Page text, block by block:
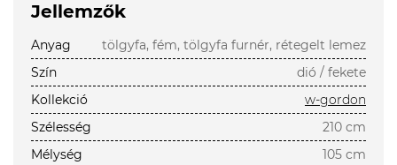
Jellemzők
Anyag
tölgyfa, fém, tölgyfa furnér, rétegelt lemez
Szín
dió / fekete
Kollekció
w-gordon
Szélesség
210 cm
Mélység
105 cm